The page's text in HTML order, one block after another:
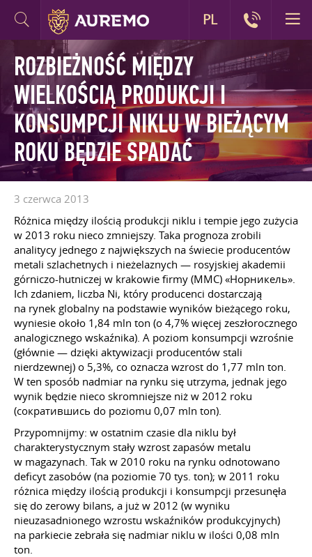
ROZBIEŻNOŚĆ MIĘDZY
WIELKOŚCIĄ PRODUKCJI I
KONSUMPCJI NIKLU W BIEŻĄCYM
ROKU BĘDZIE SPADAĆ
3 czerwca 2013
Różnica między ilością produkcji niklu i tempie jego zużycia
w 2013 roku nieco zmniejszy. Taka prognoza zrobili
analitycy jednego z największych na świecie producentów
metali szlachetnych i nieżelaznych — rosyjskiej akademii
górniczo-hutniczej w krakowie firmy (MMC) «Норникель».
Ich zdaniem, liczba Ni, który producenci dostarczają
na rynek globalny na podstawie wyników bieżącego roku,
wyniesie około 1,84 mln ton (o 4,7% więcej zeszłorocznego
analogicznego wskaźnika). A poziom konsumpcji wzrośnie
(głównie — dzięki aktywizacji producentów stali
nierdzewnej) o 5,3%, co oznacza wzrost do 1,77 mln ton.
W ten sposób nadmiar na rynku się utrzyma, jednak jego
wynik będzie nieco skromniejsze niż w 2012 roku
(сократившись do poziomu 0,07 mln ton).
Przypomnijmy: w ostatnim czasie dla niklu był
charakterystycznym stały wzrost zapasów metalu
w magazynach. Tak w 2010 roku na rynku odnotowano
deficyt zasobów (na poziomie 70 tys. ton); w 2011 roku
różnica między ilością produkcji i konsumpcji przesunęła
się do zerowy bilans, a już w 2012 (w wyniku
nieuzasadnionego wzrostu wskaźników produkcyjnych)
na parkiecie zebrała się nadmiar niklu w ilości 0,08 mln
ton.
PL